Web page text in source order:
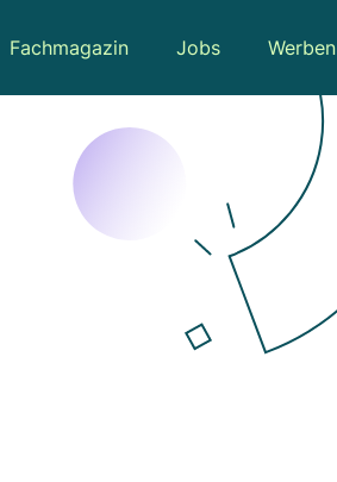
Fachmagazin Jobs Werben